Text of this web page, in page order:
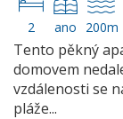
2 ano 200m
Tento pěkný
domovem
vzdálenosti se
pláže...